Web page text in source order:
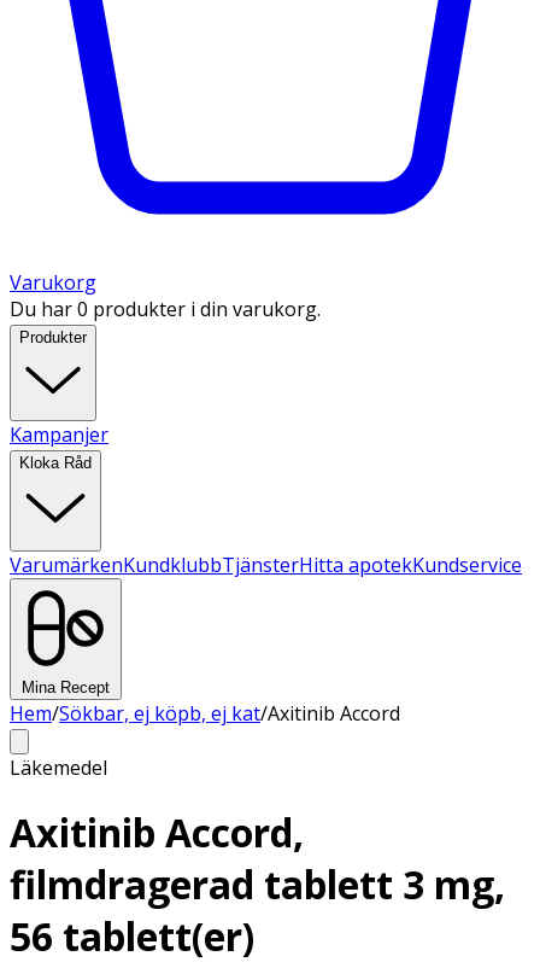
Varukorg
Du har 0 produkter i din varukorg.
Produkter
Kampanjer
Kloka Råd
VarumärkenKundklubbTjänsterHitta apotekKundservice
Mina Recept
Hem/Sökbar, ej köpb, ej kat/Axitinib Accord
Läkemedel
Axitinib Accord,
filmdragerad tablett 3 mg,
56 tablett(er)